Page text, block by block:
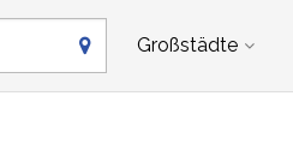
Großstädte